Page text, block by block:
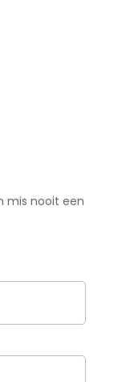
mis nooit een